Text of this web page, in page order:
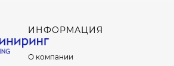
ИНФОРМАЦИЯ
О компании